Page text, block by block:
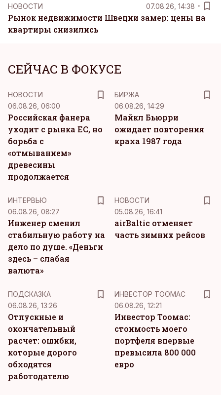
НОВОСТИ 07.08.26, 14:38
Рынок недвижимости Швеции замер: цены на
квартиры снизились
СЕЙЧАС В ФОКУСЕ
НОВОСТИ
06.08.26, 06:00
Российская фанера
уходит с рынка ЕС, но
борьба с
«отмыванием»
древесины
продолжается
БИРЖА
06.08.26, 14:29
Майкл Бьюрри
ожидает повторения
краха 1987 года
ИНТЕРВЬЮ
06.08.26, 08:27
Инженер сменил
стабильную работу на
дело по душе. «Деньги
здесь – слабая
валюта»
НОВОСТИ
05.08.26, 16:41
airBaltic отменяет
часть зимних рейсов
ПОДСКАЗКА
06.08.26, 13:26
Отпускные и
окончательный
расчет: ошибки,
которые дорого
обходятся
работодателю
ИНВЕСТОР ТООМАС
06.08.26, 12:21
Инвестор Тоомас:
стоимость моего
портфеля впервые
превысила 800 000
евро